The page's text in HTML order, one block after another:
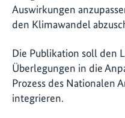
Auswirkungen
den Klimawandel
Die Publikation soll den
Überlegungen in die
Prozess des Nationalen
integrieren.